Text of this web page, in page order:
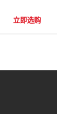
立即选购